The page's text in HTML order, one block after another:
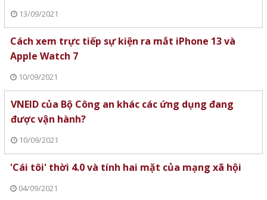
13/09/2021
Cách xem trực tiếp sự kiện ra mắt iPhone 13 và
Apple Watch 7
10/09/2021
VNEID của Bộ Công an khác các ứng dụng đang
được vận hành?
10/09/2021
'Cái tôi' thời 4.0 và tính hai mặt của mạng xã hội
04/09/2021